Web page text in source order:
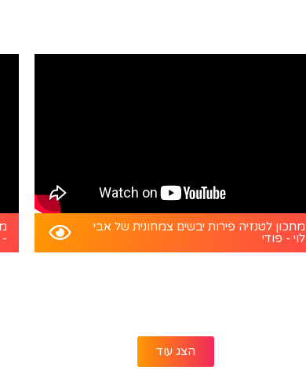
מתכון לטנזיה פירות יבשים צמחונית של אבי
לוי - פודי
-
הצג עוד